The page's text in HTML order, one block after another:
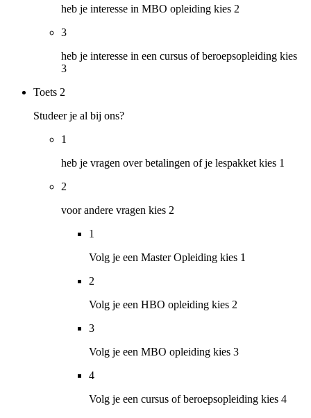
heb je interesse in MBO opleiding kies 2
3
heb je interesse in een cursus of beroepsopleiding kies
3
Toets 2
Studeer je al bij ons?
1
heb je vragen over betalingen of je lespakket kies 1
2
voor andere vragen kies 2
1
Volg je een Master Opleiding kies 1
2
Volg je een HBO opleiding kies 2
3
Volg je een MBO opleiding kies 3
4
Volg je een cursus of beroepsopleiding kies 4